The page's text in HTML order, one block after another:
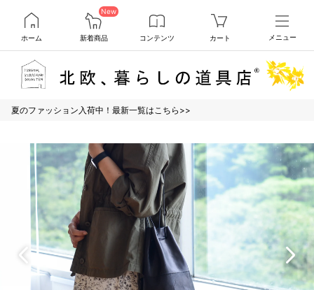
ホーム
New
新着商品 コンテンツ カート メニュー
夏のファッション入荷中！最新一覧はこちら>>